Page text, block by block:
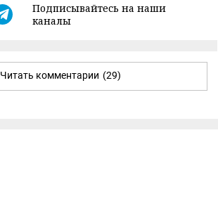
Подписывайтесь на наши
каналы
Читать комментарии (29)